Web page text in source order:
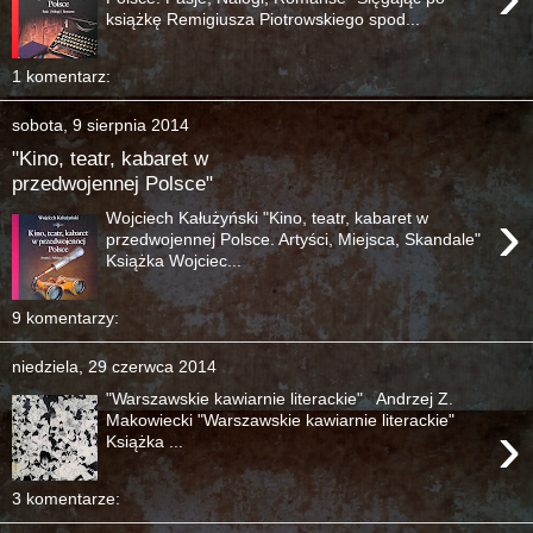
książkę Remigiusza Piotrowskiego spod...
1 komentarz:
sobota, 9 sierpnia 2014
"Kino, teatr, kabaret w
przedwojennej Polsce"
›
Wojciech Kałużyński "Kino, teatr, kabaret w
przedwojennej Polsce. Artyści, Miejsca, Skandale"
Książka Wojciec...
9 komentarzy:
niedziela, 29 czerwca 2014
›
"Warszawskie kawiarnie literackie" Andrzej Z.
Makowiecki "Warszawskie kawiarnie literackie"
Książka ...
3 komentarze: